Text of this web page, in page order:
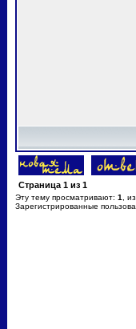
Страница 1 из 1
Эту тему просматривают: 1
,
Зарегистрированные